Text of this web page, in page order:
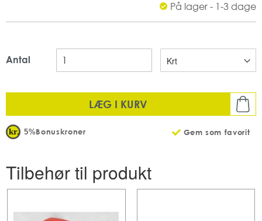
På lager - 1-3 dage
Antal
LÆG I KURV
Gem som favorit
5%Bonuskroner
Tilbehør til produkt